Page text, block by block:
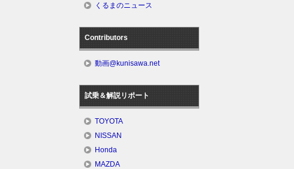
くるまのニュース
Contributors
動画@kunisawa.net
試乗＆解説リポート
TOYOTA
NISSAN
Honda
MAZDA